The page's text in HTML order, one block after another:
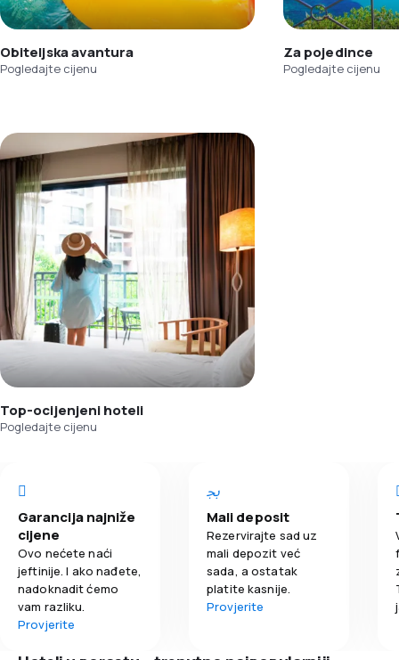
Obiteljska avantura
Pogledajte cijenu
Za pojedince
Pogledajte cijenu
Top-ocijenjeni hoteli
Pogledajte cijenu
Garancija najniže
cijene
Ovo nećete naći
jeftinije. I ako nađete,
nadoknadit ćemo
vam razliku.
Provjerite
Mali deposit
Rezervirajte sad uz
mali depozit već
sada, a ostatak
platite kasnije.
Provjerite